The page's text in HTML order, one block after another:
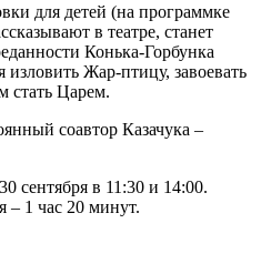
для детей (на программке
в театре, станет
Конька-Горбунка
изловить Жар-птицу, завоевать
стать Царем.
соавтор Казачука –
сентября в 11:30 и 14:00.
– 1 час 20 минут.